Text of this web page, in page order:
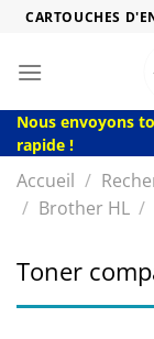
Passer
contenu
CARTOUCHES
Nous envoyons
rapide !
Accueil /
/ Brother HL /
Toner